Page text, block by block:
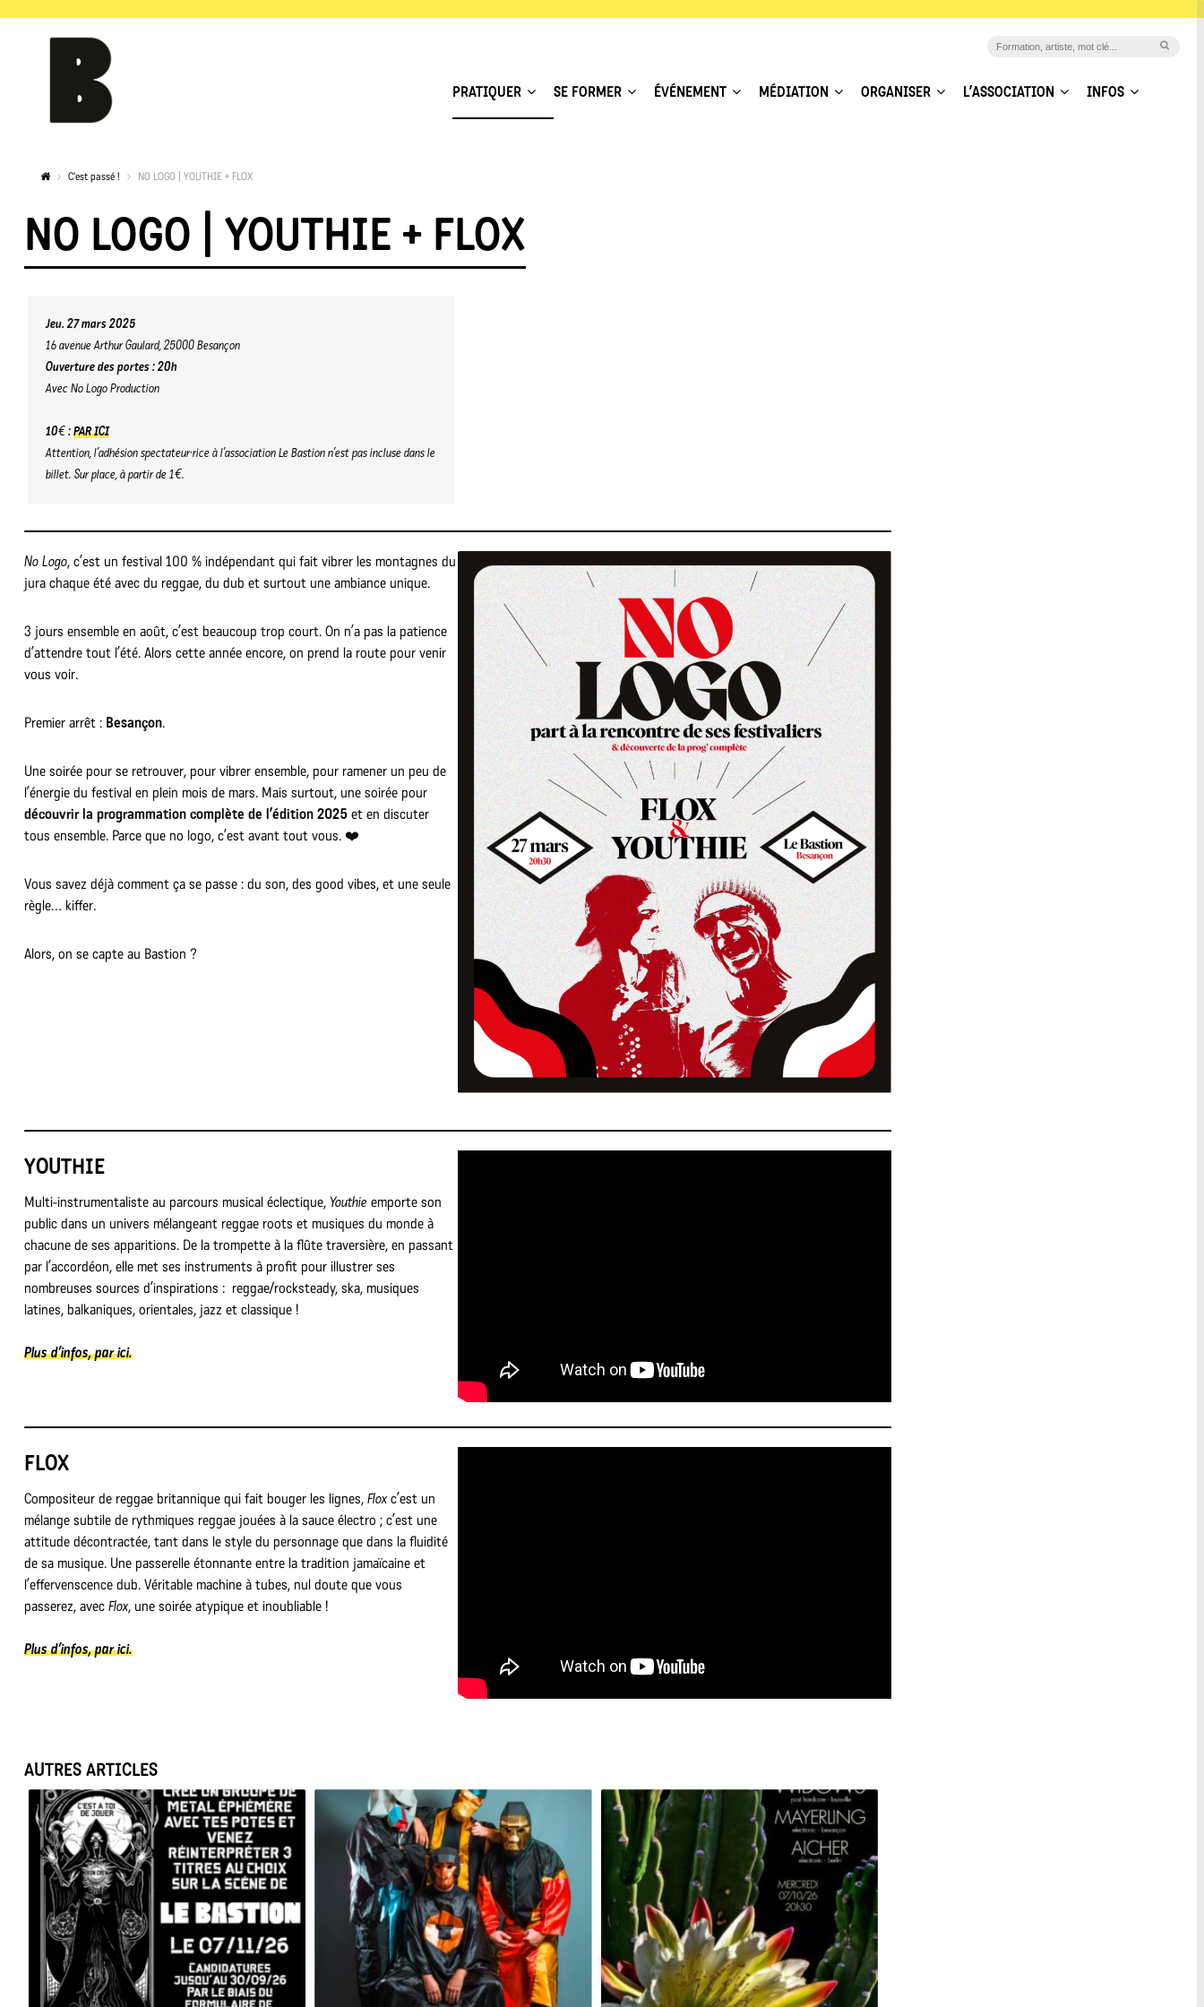
PRATIQUER SE FORMER ÉVÉNEMENT MÉDIATION ORGANISER L’ASSOCIATION INFOS
C'est passé ! NO LOGO | YOUTHIE + FLOX
NO LOGO | YOUTHIE + FLOX
Jeu. 27 mars 2025
16 avenue Arthur Gaulard, 25000 Besançon
Ouverture des portes : 20h
Avec No Logo Production
10€:PAR ICI
Attention, l’adhésion spectateur·rice à l’association Le Bastion n’est pas incluse dans le
billet. Sur place, à partir de 1€.
No Logo, c’est un festival 100 % indépendant qui fait vibrer les montagnes du
jura chaque été avec du reggae, du dub et surtout une ambiance unique.
3 jours ensemble en août, c’est beaucoup trop court. On n’a pas la patience
d’attendre tout l’été. Alors cette année encore, on prend la route pour venir
vous voir.
Premier arrêt : Besançon.
Une soirée pour se retrouver, pour vibrer ensemble, pour ramener un peu de
l’énergie du festival en plein mois de mars. Mais surtout, une soirée pour
découvrir la programmation complète de l’édition 2025 et en discuter
tous ensemble. Parce que no logo, c’est avant tout vous. ❤️
Vous savez déjà comment ça se passe : du son, des good vibes, et une seule
règle… kiffer.
Alors, on se capte au Bastion ?
YOUTHIE
Multi-instrumentaliste au parcours musical éclectique,Youthie emporte son
public dans un univers mélangeant reggae roots et musiques du monde à
chacune de ses apparitions. De la trompette à la flûte traversière, en passant
par l’accordéon, elle met ses instruments à profit pour illustrer ses
nombreuses sources d’inspirations : reggae/rocksteady, ska, musiques
latines, balkaniques, orientales, jazz et classique !
Plus d’infos, par ici.
FLOX
Compositeur de reggae britannique qui fait bouger les lignes, Floxc’est un
mélange subtile de rythmiques reggae jouées à la sauce électro ; c’est une
attitude décontractée, tant dans le style du personnage que dans la fluidité
de sa musique. Une passerelle étonnante entre la tradition jamaïcaine et
l’effervenscence dub. Véritable machine à tubes, nul doute que vous
passerez, avec Flox, une soirée atypique et inoubliable !
Plus d’infos, par ici.
AUTRES ARTICLES